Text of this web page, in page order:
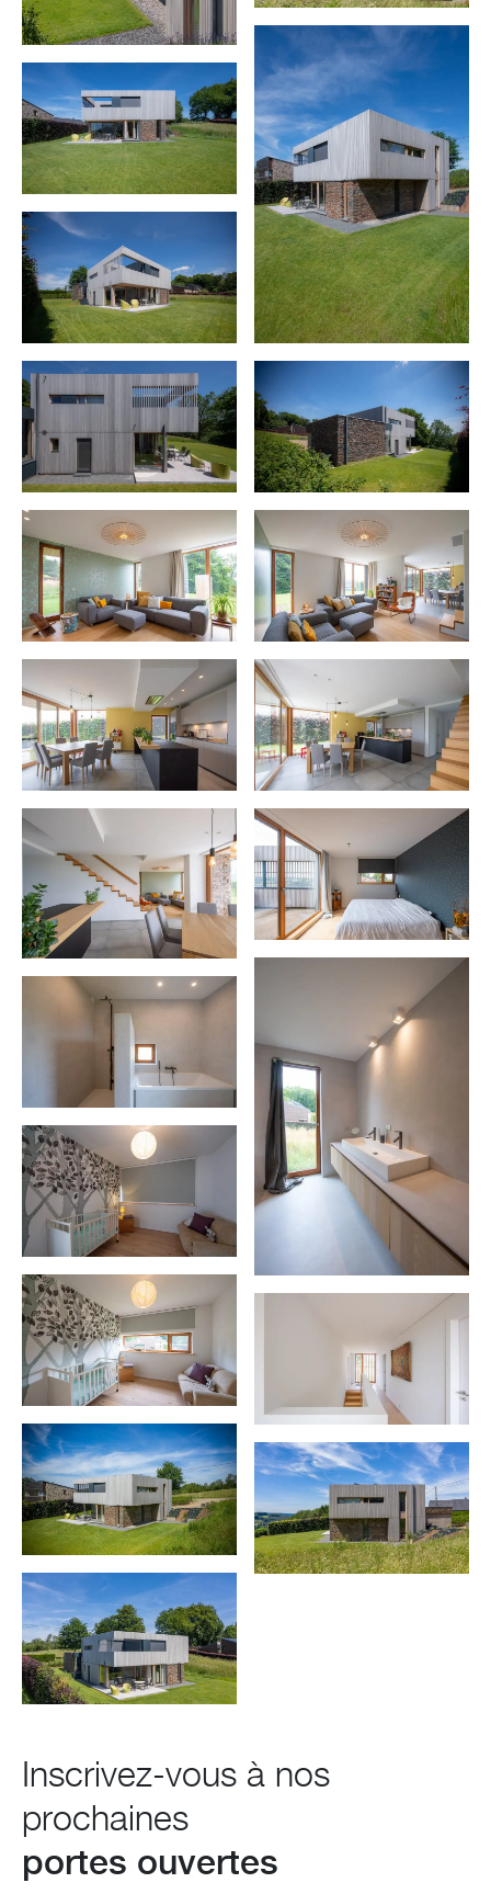
Inscrivez-vous à nos
prochaines
portes ouvertes